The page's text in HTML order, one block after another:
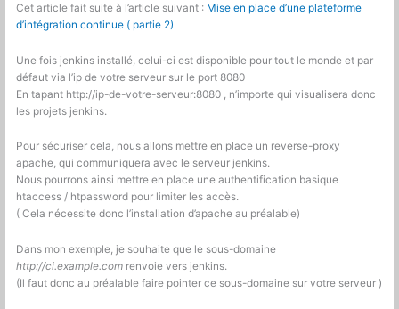
et
des
Cet article fait suite à l’article suivant : Mise en place d’une plateforme
d’intégration continue ( partie 2)
Une fois jenkins installé, celui-ci est disponible pour tout le monde et par
défaut via l’ip de votre serveur sur le port 8080
En tapant http://ip-de-votre-serveur:8080 , n’importe qui visualisera donc
les projets jenkins.
Pour sécuriser cela, nous allons mettre en place un reverse-proxy
apache, qui communiquera avec le serveur jenkins.
Nous pourrons ainsi mettre en place une authentification basique
htaccess / htpassword pour limiter les accès.
( Cela nécessite donc l’installation d’apache au préalable)
Dans mon exemple, je souhaite que le sous-domaine
http://ci.example.com renvoie vers jenkins.
(Il faut donc au préalable faire pointer ce sous-domaine sur votre serveur )